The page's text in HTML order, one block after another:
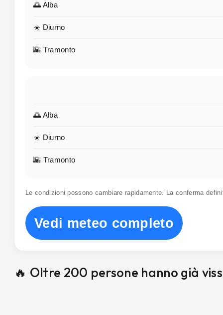
🌅 Alba
☀️ Diurno
🌇 Tramonto
🌅 Alba
☀️ Diurno
🌇 Tramonto
Le condizioni possono cambiare rapidamente. La conferma
Vedi meteo completo
🔥 Oltre 200 persone hanno già